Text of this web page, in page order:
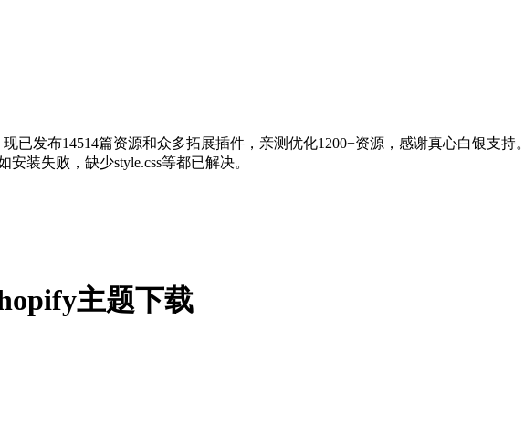
已发布14514篇资源和众多拓展插件，亲测优化1200+资源，感谢真心白银支持。
装失败，缺少style.css等都已解决。
主题下载